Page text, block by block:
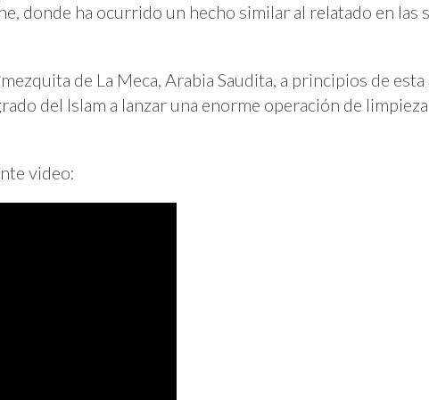
donde ha ocurrido un hecho similar al relatado en las
de La Meca, Arabia Saudita, a principios de esta
del Islam a lanzar una enorme operación de
video: